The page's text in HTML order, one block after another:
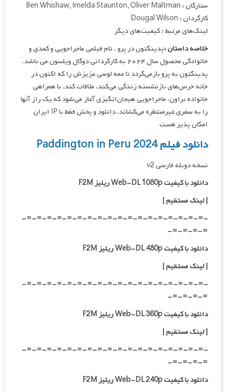
ستارگان : Ben Whishaw, Imelda Staunton, Oliver Maltman
کارگردان : Dougal Wilson
لینک‌های مرتبط : کیفیت‌های دیگر
خلاصه داستان :پدینگتون در پرو ، نام فیلمی ماجراجویی و کمدی و
خانوادگی محصول سال ۲۰۲۴ به کارگردانی دوگال ویلسون می باشد.
پدینگتون به پرو بازمی‌گردد تا عمه لوسی عزیزش را که اکنون در
خانه خرس‌های بازنشسته زندگی می‌کند، ملاقات کند. با همراهی
خانواده براون، ماجراجویی هیجان‌انگیزی آغاز می‌شود که یک راز آنها
را به سفری غیرمنتظره می‌کشاند. دانلود و پخش فقط با IP ایران
امکان پذیر هست
دانلود فیلم Paddington in Peru 2024
نسخه دوبله فارسی v2
دانلود با کیفیت Web-DL 1080p ریلیز F2M
|لینک مستقیم|
-=-=-=-=-=-=-=-=-=-=-=-=-=-=-=-=-=-=-
=-=-=-=-
دانلود با کیفیت Web-DL 480p ریلیز F2M
|لینک مستقیم|
-=-=-=-=-=-=-=-=-=-=-=-=-=-=-=-=-=-=-
=-=-=-=-
دانلود با کیفیت Web-DL 360p ریلیز F2M
| لینک مستقیم|
-=-=-=-=-=-=-=-=-=-=-=-=-=-=-=-=-=-=-
=-=-=-=-
دانلود با کیفیت Web-DL 240p ریلیز F2M